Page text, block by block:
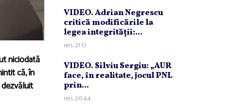
niciodată
că, în
VIDEO. Adrian Negrescu
critică modificările la
legea integrităţii:...
ieri, 21:17
VIDEO. Silviu Sergiu: „AUR
face, în realitate, jocul PNL
prin...
ieri, 20:44